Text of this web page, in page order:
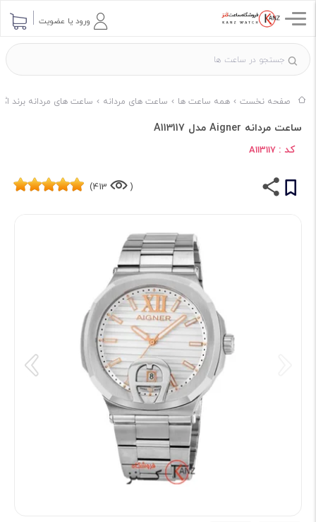
ورود یا عضویت
صفحه نخست همه ساعت ها ساعت های مردانه ساعت های مردانه برند
ساعت مردانه Aigner مدل A113117
کد : A113117
(
413)